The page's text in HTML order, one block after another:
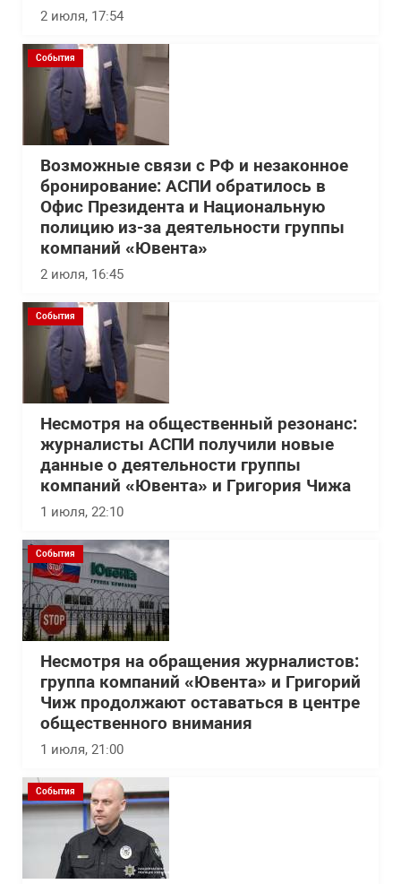
2 июля, 17:54
События
Возможные связи с РФ и незаконное
бронирование: АСПИ обратилось в
Офис Президента и Национальную
полицию из-за деятельности группы
компаний «Ювента»
2 июля, 16:45
События
Несмотря на общественный резонанс:
журналисты АСПИ получили новые
данные о деятельности группы
компаний «Ювента» и Григория Чижа
1 июля, 22:10
События
Несмотря на обращения журналистов:
группа компаний «Ювента» и Григорий
Чиж продолжают оставаться в центре
общественного внимания
1 июля, 21:00
События